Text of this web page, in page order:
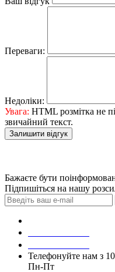
Переваги:
Недоліки:
Увага: HTML розмітка не
звичайний текст.
Залишити відгук
Бажаєте бути
Підпишіться на нашу
Телефонуйте нам з
Пн-Пт